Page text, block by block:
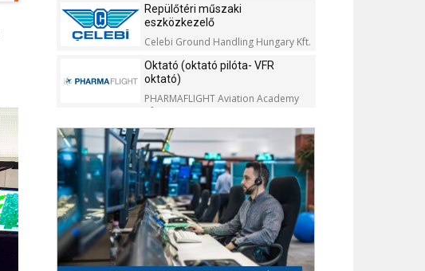
Repülőtéri műszaki
eszközkezelő
Celebi Ground Handling Hungary Kft.
Oktató (oktató pilóta- VFR
oktató)
PHARMAFLIGHT Aviation Academy
Kft.